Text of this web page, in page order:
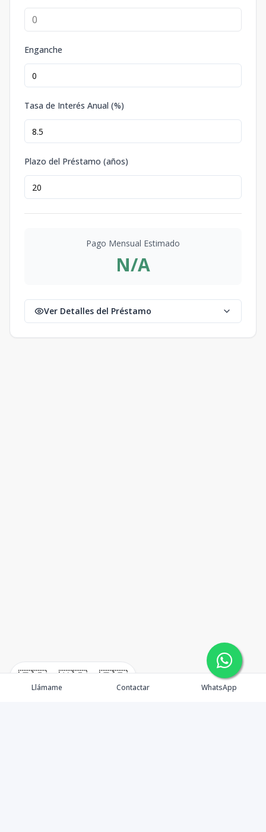
🇪🇸 🇺🇸 🇫🇷
Enganche
Tasa de Interés Anual (%)
Plazo del Préstamo (años)
Pago Mensual Estimado
N/A
Ver Detalles del Préstamo
Llámame Contactar WhatsApp